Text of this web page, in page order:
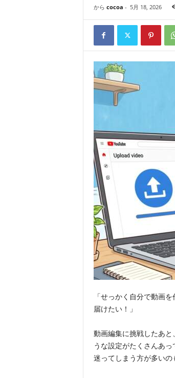
から cocoa - 5月 18, 2026
「せっかく自分で動画
届けたい！」
動画編集に挑戦したあ
うな設定がたくさんあ
迷ってしまう方が多いの